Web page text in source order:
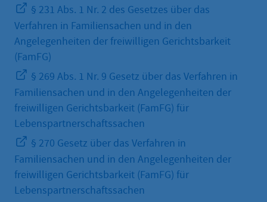
§ 231 Abs. 1 Nr. 2 des Gesetzes über das
Verfahren in Familiensachen und in den
Angelegenheiten der freiwilligen Gerichtsbarkeit
(FamFG)
§ 269 Abs. 1 Nr. 9 Gesetz über das Verfahren in
Familiensachen und in den Angelegenheiten der
freiwilligen Gerichtsbarkeit (FamFG) für
Lebenspartnerschaftssachen
§ 270 Gesetz über das Verfahren in
Familiensachen und in den Angelegenheiten der
freiwilligen Gerichtsbarkeit (FamFG) für
Lebenspartnerschaftssachen